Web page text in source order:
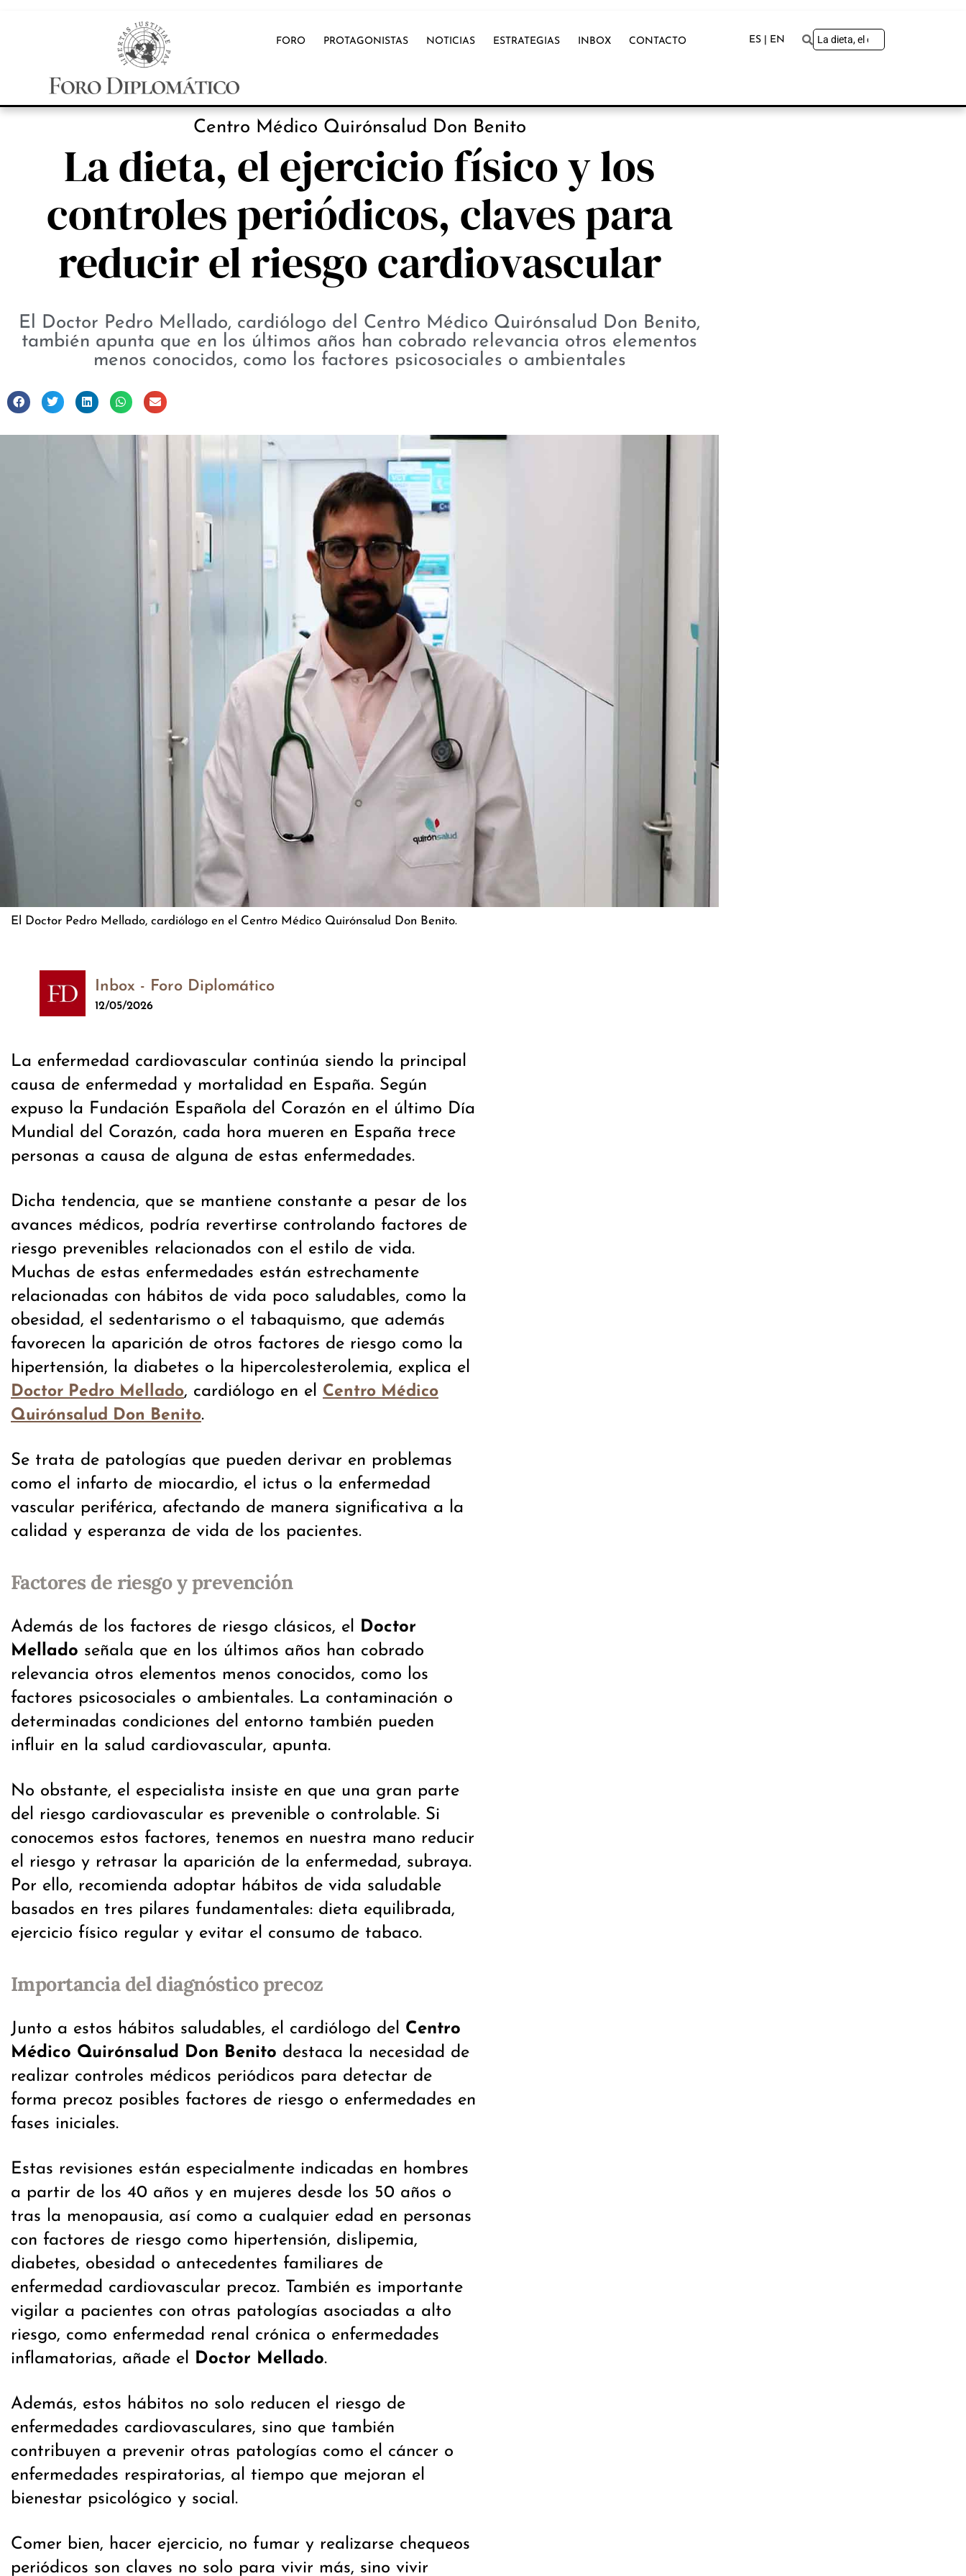
FORO PROTAGONISTAS NOTICIAS ESTRATEGIAS INBOX CONTACTO ES | EN
Centro Médico Quirónsalud Don Benito
La dieta, el ejercicio físico y los
controles periódicos, claves para
reducir el riesgo cardiovascular
El Doctor Pedro Mellado, cardiólogo del Centro Médico Quirónsalud Don Benito,
también apunta que en los últimos años han cobrado relevancia otros elementos
menos conocidos, como los factores psicosociales o ambientales
El Doctor Pedro Mellado, cardiólogo en el Centro Médico Quirónsalud Don Benito.
Inbox - Foro Diplomático
12/05/2026
La enfermedad cardiovascular continúa siendo la principal
causa de enfermedad y mortalidad en España. Según
expuso la Fundación Española del Corazón en el último Día
Mundial del Corazón, cada hora mueren en España trece
personas a causa de alguna de estas enfermedades.
Dicha tendencia, que se mantiene constante a pesar de los
avances médicos, podría revertirse controlando factores de
riesgo prevenibles relacionados con el estilo de vida.
Muchas de estas enfermedades están estrechamente
relacionadas con hábitos de vida poco saludables, como la
obesidad, el sedentarismo o el tabaquismo, que además
favorecen la aparición de otros factores de riesgo como la
hipertensión, la diabetes o la hipercolesterolemia, explica el
Doctor Pedro Mellado, cardiólogo en el Centro Médico
Quirónsalud Don Benito.
Se trata de patologías que pueden derivar en problemas
como el infarto de miocardio, el ictus o la enfermedad
vascular periférica, afectando de manera significativa a la
calidad y esperanza de vida de los pacientes.
Factores de riesgo y prevención
Además de los factores de riesgo clásicos, el
Doctor
Mellado señala que en los últimos años han cobrado
relevancia otros elementos menos conocidos, como los
factores psicosociales o ambientales. La contaminación o
determinadas condiciones del entorno también pueden
influir en la salud cardiovascular, apunta.
No obstante, el especialista insiste en que una gran parte
del riesgo cardiovascular es prevenible o controlable. Si
conocemos estos factores, tenemos en nuestra mano reducir
el riesgo y retrasar la aparición de la enfermedad, subraya.
Por ello, recomienda adoptar hábitos de vida saludable
basados en tres pilares fundamentales: dieta equilibrada,
ejercicio físico regular y evitar el consumo de tabaco.
Importancia del diagnóstico precoz
Junto a estos hábitos saludables, el cardiólogo del Centro
Médico Quirónsalud Don Benito destaca la necesidad de
realizar controles médicos periódicos para detectar de
forma precoz posibles factores de riesgo o enfermedades en
fases iniciales.
Estas revisiones están especialmente indicadas en hombres
a partir de los 40 años y en mujeres desde los 50 años o
tras la menopausia, así como a cualquier edad en personas
con factores de riesgo como hipertensión, dislipemia,
diabetes, obesidad o antecedentes familiares de
enfermedad cardiovascular precoz. También es importante
vigilar a pacientes con otras patologías asociadas a alto
riesgo, como enfermedad renal crónica o enfermedades
inflamatorias, añade el
Doctor Mellado.
Además, estos hábitos no solo reducen el riesgo de
enfermedades cardiovasculares, sino que también
contribuyen a prevenir otras patologías como el cáncer o
enfermedades respiratorias, al tiempo que mejoran el
bienestar psicológico y social.
Comer bien, hacer ejercicio, no fumar y realizarse chequeos
periódicos son claves no solo para vivir más, sino vivir